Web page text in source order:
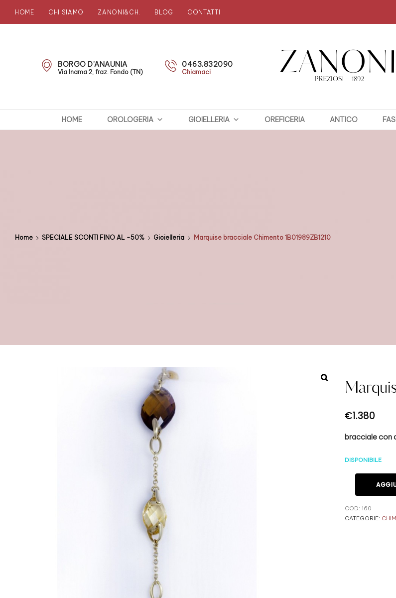
HOME CHI SIAMO ZANONI&CH. BLOG CONTATTI
BORGO D'ANAUNIA
Via Inama 2, fraz. Fondo (TN)
0463.832090
Chiamaci
PREZIOSI
HOME OROLOGERIA GIOIELLERIA OREFICERIA ANTICO
Home SPECIALE SCONTI FINO AL -50% Gioielleria Marquise bracciale Chimento 1B01989ZB1210
€1.380
bracciale con
DISPONIBILE
COD: 160
CATEGORIE: